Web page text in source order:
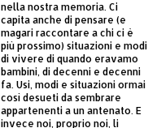
nella nostra memoria. Ci
capita anche di pensare (e
magari raccontare a chi ci è
più prossimo) situazioni e modi
di vivere di quando eravamo
bambini, di decenni e decenni
fa. Usi, modi e situazioni ormai
così desueti da sembrare
appartenenti a un antenato. E
invece noi, proprio noi, li